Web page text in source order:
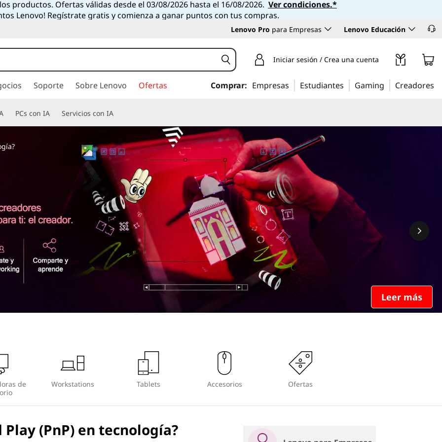
productos. Ofertas válidas desde el 03/08/2026 hasta el 16/08/2026. Ver condiciones.*
Lenovo! Regístrate gratis y comienza a ganar puntos con tus compras.
Lenovo Pro para Empresas Lenovo Educación
Iniciar sesión / Crea una cuenta
Soporte Sobre Lenovo Ofertas Comprar: Empresas Estudiantes Gaming Creadores
PCs con IA Servicios con IA
Leer más
de
Workstations Tablets Accesorios Ofertas
(PnP) en tecnología?